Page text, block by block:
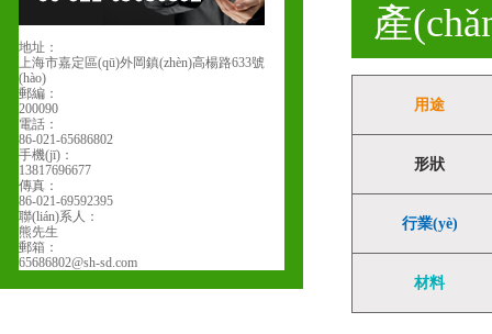
地址：
上海市嘉定區(qū)外岡鎮(zhèn)高楊路633號
(hào)
郵編：
200090
電話：
86-021-65686802
手機(jī)：
13817696677
傳真：
86-021-69592395
聯(lián)系人：
熊先生
郵箱：
65686802@sh-sd.com
產
用途
形狀
行業(yè)
材料